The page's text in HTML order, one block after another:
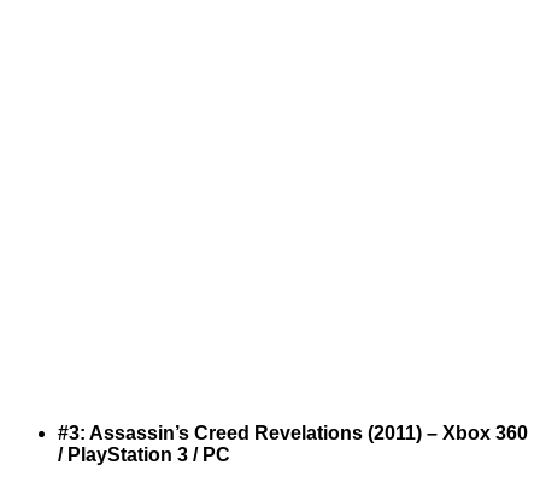
#3: Assassin’s Creed Revelations (2011) – Xbox 360
/ PlayStation 3 / PC